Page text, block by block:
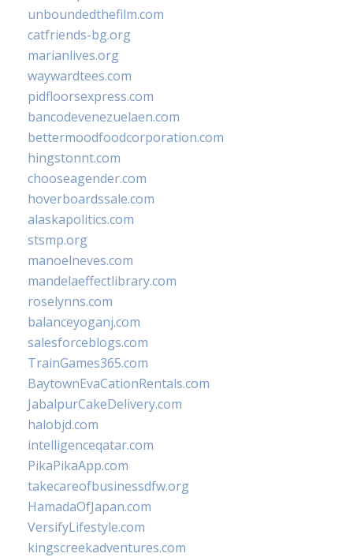
unboundedthefilm.com
catfriends-bg.org
marianlives.org
waywardtees.com
pidfloorsexpress.com
bancodevenezuelaen.com
bettermoodfoodcorporation.com
hingstonnt.com
chooseagender.com
hoverboardssale.com
alaskapolitics.com
stsmp.org
manoelneves.com
mandelaeffectlibrary.com
roselynns.com
balanceyoganj.com
salesforceblogs.com
TrainGames365.com
BaytownEvaCationRentals.com
JabalpurCakeDelivery.com
halobjd.com
intelligenceqatar.com
PikaPikaApp.com
takecareofbusinessdfw.org
HamadaOfJapan.com
VersifyLifestyle.com
kingscreekadventures.com